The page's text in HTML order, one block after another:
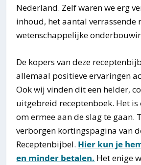
Nederland. Zelf waren we erg
inhoud, het aantal verrassende
wetenschappelijke
De kopers van deze
allemaal positieve ervaringen
Ook wij vinden dit een helder,
uitgebreid receptenboek. Het is
om ermee aan de slag te gaan.
verborgen kortingspagina van
Receptenbijbel. Hier kun je
en minder betalen. Het enige